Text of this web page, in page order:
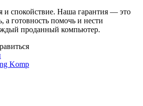
спокойствие. Наша гарантия — это
а готовность помочь и нести
проданный компьютер.
Komp